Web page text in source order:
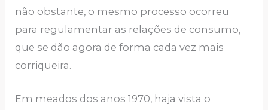
não obstante, o mesmo processo ocorreu
para regulamentar as relações de consumo,
que se dão agora de forma cada vez mais
corriqueira.
Em meados dos anos 1970, haja vista o